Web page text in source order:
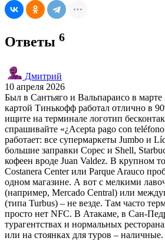
Ответы 6
Дмитрий
10 апреля 2026
Был в Сантьяго и Вальпараисо в марте
картой Тинькофф работал отлично в
ищите на терминале логотип
спрашивайте «¿Acepta pago con
работает: все супермаркеты Jumbo и
большие заправки Copec и Shell,
кофеен вроде Juan Valdez. В крупном
Costanera Center или Parque Arauco
одном магазине. А вот с мелкими
(например, Mercado Central) или
(типа Turbus) – не везде. Там часто
просто нет NFC. В Атакаме, в Сан-
турагентствах и нормальных
или на стоянках для туров –